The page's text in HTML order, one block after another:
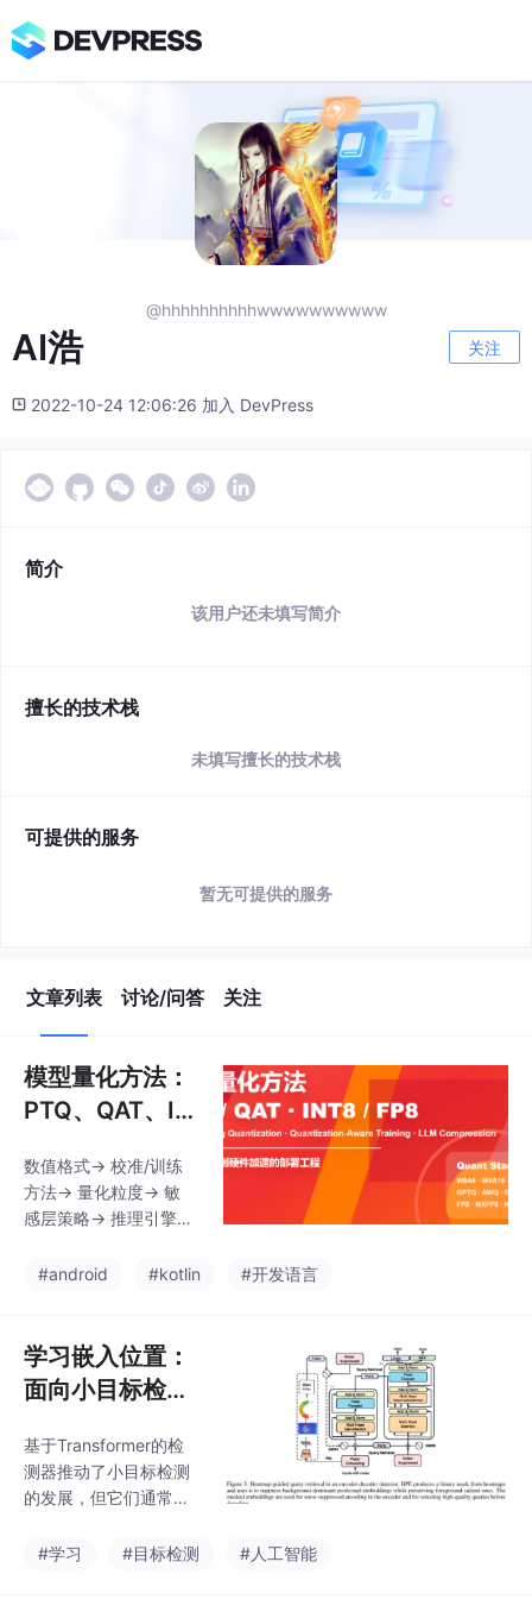
@hhhhhhhhhhwwwwwwwwww
AI浩 关注
2022-10-24 12:06:26 加入 DevPress
简介
该用户还未填写简介
擅长的技术栈
未填写擅长的技术栈
可提供的服务
暂无可提供的服务
文章列表 讨论/问答 关注
模型量化方法：
PTQ、QAT、IN
8 与大模型部署
（分层式精讲）
数值格式-> 校准/训练
方法-> 量化粒度-> 敏
感层策略-> 推理引擎->
评估你的模型瓶颈是权
件支持什么低精度 kern
el？你的任务能容忍多
少质量回退？你的评估
入？量化后是否真的降
低 p95 延迟和单位请求
成本？一句话收束：好
最低比特，而是在目标
#android #kotlin #开发语言
学习嵌入位置：
面向小目标检测
感知位置编码
基于Transformer的检
测器推动了小目标检测
的发展，但它们通常效
引起的查询噪声干扰，
#学习 #目标检测 #人工智能